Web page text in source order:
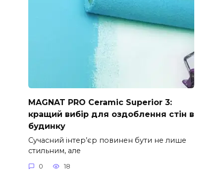
MAGNAT PRO Ceramic Superior 3:
кращий вибір для оздоблення стін в
будинку
Сучасний інтер’єр повинен бути не лише
стильним, але
0 18